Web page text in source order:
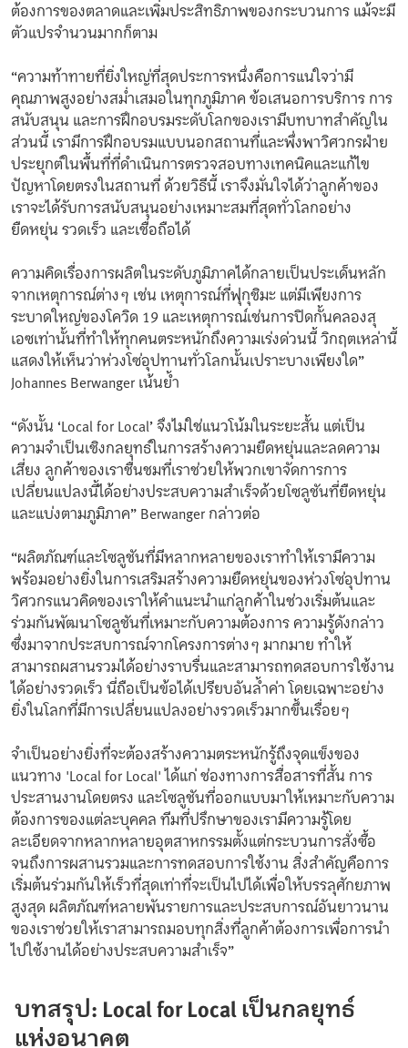
ต้องการของตลาดและเพิ่มประสิทธิภาพของกระบวนการ แม้จะมี
ตัวแปรจำนวนมากก็ตาม
“ความท้าทายที่ยิ่งใหญ่ที่สุดประการหนึ่งคือการแน่ใจว่ามี
คุณภาพสูงอย่างสม่ำเสมอในทุกภูมิภาค ข้อเสนอการบริการ การ
สนับสนุน และการฝึกอบรมระดับโลกของเรามีบทบาทสำคัญใน
ส่วนนี้ เรามีการฝึกอบรมแบบนอกสถานที่และพึ่งพาวิศวกรฝ่าย
ประยุกต์ในพื้นที่ที่ดำเนินการตรวจสอบทางเทคนิคและแก้ไข
ปัญหาโดยตรงในสถานที่ ด้วยวิธีนี้ เราจึงมั่นใจได้ว่าลูกค้าของ
เราจะได้รับการสนับสนุนอย่างเหมาะสมที่สุดทั่วโลกอย่าง
ยืดหยุ่น รวดเร็ว และเชื่อถือได้
ความคิดเรื่องการผลิตในระดับภูมิภาคได้กลายเป็นประเด็นหลัก
จากเหตุการณ์ต่างๆ เช่น เหตุการณ์ที่ฟุกุชิมะ แต่มีเพียงการ
ระบาดใหญ่ของโควิด 19 และเหตุการณ์เช่นการปิดกั้นคลองสุ
เอซเท่านั้นที่ทำให้ทุกคนตระหนักถึงความเร่งด่วนนี้ วิกฤตเหล่านี้
แสดงให้เห็นว่าห่วงโซ่อุปทานทั่วโลกนั้นเปราะบางเพียงใด”
Johannes Berwanger เน้นย้ำ
“ดังนั้น ‘Local for Local’ จึงไม่ใช่แนวโน้มในระยะสั้น แต่เป็น
ความจำเป็นเชิงกลยุทธ์ในการสร้างความยืดหยุ่นและลดความ
เสี่ยง ลูกค้าของเราชื่นชมที่เราช่วยให้พวกเขาจัดการการ
เปลี่ยนแปลงนี้ได้อย่างประสบความสำเร็จด้วยโซลูชันที่ยืดหยุ่น
และแบ่งตามภูมิภาค” Berwanger กล่าวต่อ
“ผลิตภัณฑ์และโซลูชันที่มีหลากหลายของเราทำให้เรามีความ
พร้อมอย่างยิ่งในการเสริมสร้างความยืดหยุ่นของห่วงโซ่อุปทาน
วิศวกรแนวคิดของเราให้คำแนะนำแก่ลูกค้าในช่วงเริ่มต้นและ
ร่วมกันพัฒนาโซลูชันที่เหมาะกับความต้องการ ความรู้ดังกล่าว
ซึ่งมาจากประสบการณ์จากโครงการต่างๆ มากมาย ทำให้
สามารถผสานรวมได้อย่างราบรื่นและสามารถทดสอบการใช้งาน
ได้อย่างรวดเร็ว นี่ถือเป็นข้อได้เปรียบอันล้ำค่า โดยเฉพาะอย่าง
ยิ่งในโลกที่มีการเปลี่ยนแปลงอย่างรวดเร็วมากขึ้นเรื่อยๆ
จำเป็นอย่างยิ่งที่จะต้องสร้างความตระหนักรู้ถึงจุดแข็งของ
แนวทาง 'Local for Local' ได้แก่ ช่องทางการสื่อสารที่สั้น การ
ประสานงานโดยตรง และโซลูชันที่ออกแบบมาให้เหมาะกับความ
ต้องการของแต่ละบุคคล ทีมที่ปรึกษาของเรามีความรู้โดย
ละเอียดจากหลากหลายอุตสาหกรรมตั้งแต่กระบวนการสั่งซื้อ
จนถึงการผสานรวมและการทดสอบการใช้งาน สิ่งสำคัญคือการ
เริ่มต้นร่วมกันให้เร็วที่สุดเท่าที่จะเป็นไปได้เพื่อให้บรรลุศักยภาพ
สูงสุด ผลิตภัณฑ์หลายพันรายการและประสบการณ์อันยาวนาน
ของเราช่วยให้เราสามารถมอบทุกสิ่งที่ลูกค้าต้องการเพื่อการนำ
ไปใช้งานได้อย่างประสบความสำเร็จ”
บทสรุป: Local for Local เป็นกลยุทธ์
แห่งอนาคต